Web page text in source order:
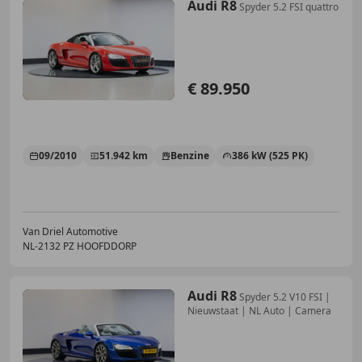
Audi R8Spyder 5.2 FSI quattro
€ 89.950
09/2010 51.942 km Benzine 386 kW (525 PK)
Van Driel Automotive
NL-2132 PZ HOOFDDORP
Audi R8Spyder 5.2 V10 FSI |
Nieuwstaat | NL Auto | Camera